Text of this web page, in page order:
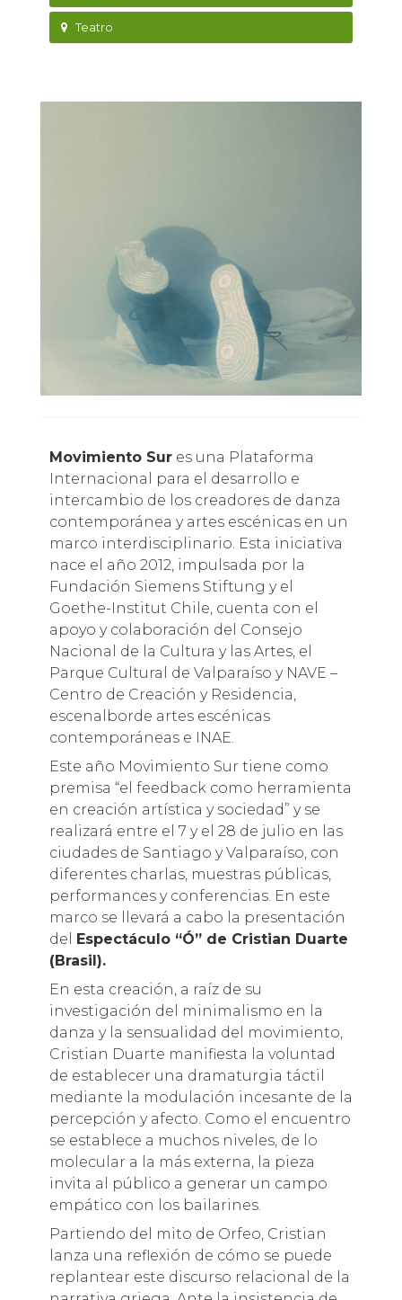
Teatro
Movimiento Sures una Plataforma
Internacional para el desarrollo e
intercambio de los creadores de danza
contemporánea y artes escénicas en un
marco interdisciplinario. Esta iniciativa
nace el año 2012, impulsada por la
Fundación Siemens Stiftung y el
Goethe-Institut Chile, cuenta con el
apoyo y colaboración del Consejo
Nacional de la Cultura y las Artes, el
Parque Cultural de Valparaíso y NAVE –
Centro de Creación y Residencia,
escenalborde artes escénicas
contemporáneas e INAE.
Este año Movimiento Sur tiene como
premisa “el feedback como herramienta
en creación artística y sociedad” y se
realizará entre el 7 y el 28 de julio en las
ciudades de Santiago y Valparaíso, con
diferentes charlas, muestras públicas,
performances y conferencias. En este
marco se llevará a cabo la presentación
del Espectáculo “Ó” de Cristian Duarte
(Brasil).
En esta creación, a raíz de su
investigación del minimalismo en la
danza y la sensualidad del movimiento,
Cristian Duarte manifiesta la voluntad
de establecer una dramaturgia táctil
mediante la modulación incesante de la
percepción y afecto. Como el encuentro
se establece a muchos niveles, de lo
molecular a la más externa, la pieza
invita al público a generar un campo
empático con los bailarines.
Partiendo del mito de Orfeo, Cristian
lanza una reflexión de cómo se puede
replantear este discurso relacional de la